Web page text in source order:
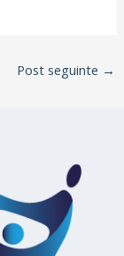
Post seguinte →